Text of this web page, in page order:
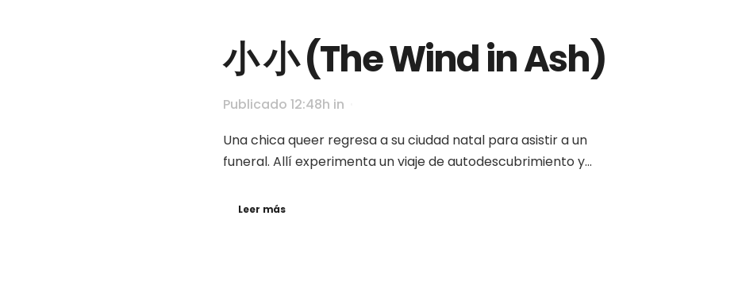
小 小 (The Wind in Ash)
Publicado 12:48h in
Una chica queer regresa a su ciudad natal para asistir a un
funeral. Allí experimenta un viaje de autodescubrimiento y...
Leer más